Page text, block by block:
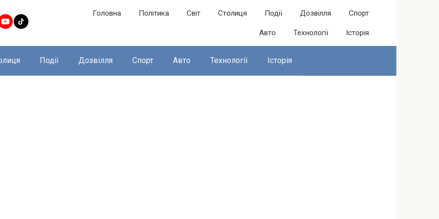
Головна Політика Світ Столиця Події Дозвілля Спорт
Авто Технології Історія
Події Дозвілля Спорт Авто Технології Історія